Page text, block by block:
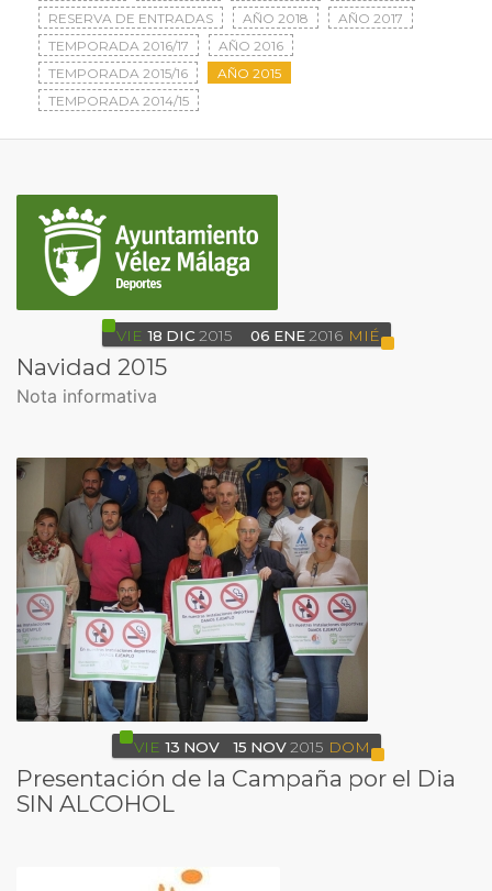
RESERVA DE ENTRADAS
AÑO 2018
AÑO 2017
TEMPORADA 2016/17
AÑO 2016
TEMPORADA 2015/16
AÑO 2015
TEMPORADA 2014/15
VIE 18 DIC 2015 06 ENE 2016 MIÉ
Navidad 2015
Nota informativa
VIE 13 NOV 15 NOV 2015 DOM
Presentación de la Campaña por el Dia
SIN ALCOHOL